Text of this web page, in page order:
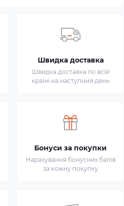
Швидка доставка
Швидка доставка по всій
країні на наступний день
Бонуси за покупки
Нарахування бонусних балів
за кожну покупку